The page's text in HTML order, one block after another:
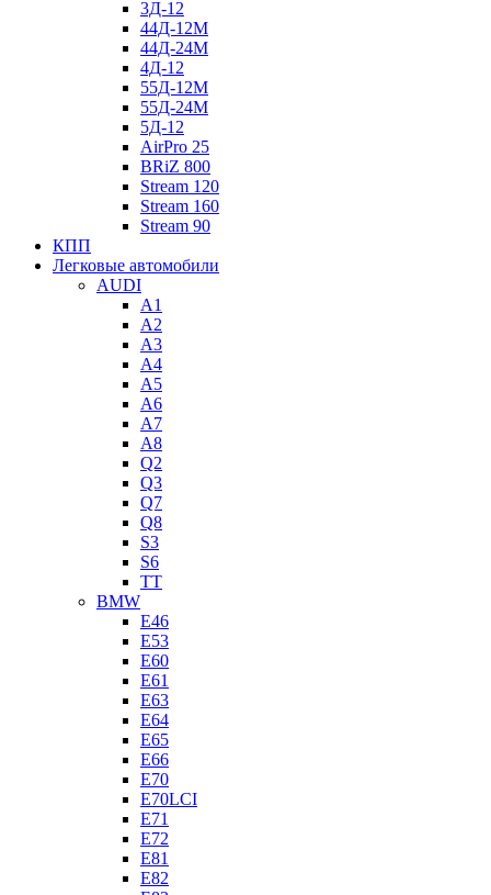
3Д-12
44Д-12М
44Д-24М
4Д-12
55Д-12М
55Д-24М
5Д-12
AirPro 25
BRiZ 800
Stream 120
Stream 160
Stream 90
КПП
Легковые автомобили
AUDI
A1
A2
A3
A4
A5
A6
A7
A8
Q2
Q3
Q7
Q8
S3
S6
TT
BMW
E46
E53
E60
E61
E63
E64
E65
E66
E70
E70LCI
E71
E72
E81
E82